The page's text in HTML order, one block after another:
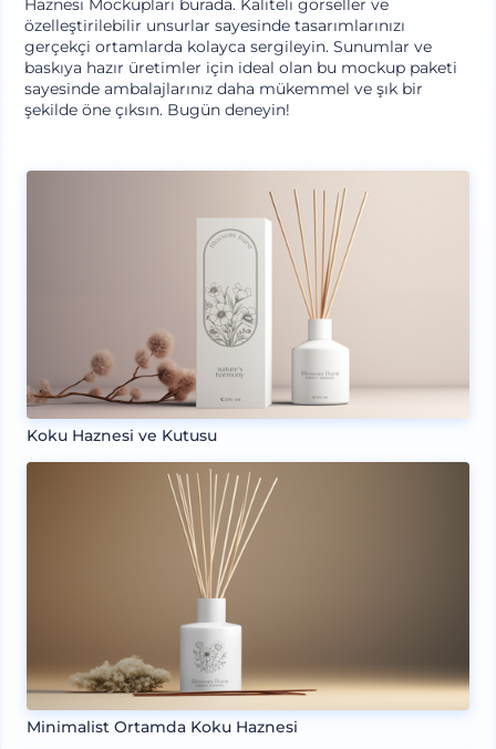
Haznesi Mockupları burada. Kaliteli görseller ve
özelleştirilebilir unsurlar sayesinde tasarımlarınızı
gerçekçi ortamlarda kolayca sergileyin. Sunumlar ve
baskıya hazır üretimler için ideal olan bu mockup paketi
sayesinde ambalajlarınız daha mükemmel ve şık bir
şekilde öne çıksın. Bugün deneyin!
Koku Haznesi ve Kutusu
Minimalist Ortamda Koku Haznesi